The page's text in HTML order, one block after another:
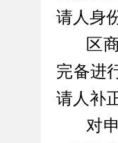
请人身
区
完备进
请人补
对